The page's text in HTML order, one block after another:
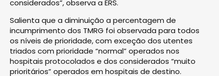
considerados”, observa a ERS.
Salienta que a diminuição a percentagem de
incumprimento dos TMRG foi observada para todos
os níveis de prioridade, com exceção dos utentes
triados com prioridade “normal” operados nos
hospitais protocolados e dos considerados “muito
prioritários” operados em hospitais de destino.